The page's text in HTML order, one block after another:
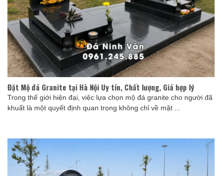
Đặt Mộ đá Granite tại Hà Nội Uy tín, Chất lượng, Giá hợp lý
Trong thế giới hiện đại, việc lựa chọn mộ đá granite cho người đã
khuất là một quyết định quan trọng không chỉ về mặt ...